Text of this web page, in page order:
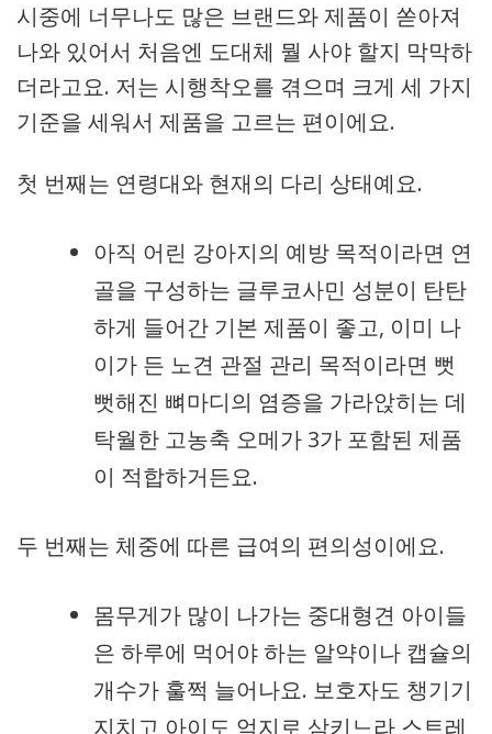
시중에 너무나도 많은 브랜드와 제품이 쏟아져
나와 있어서 처음엔 도대체 뭘 사야 할지 막막하
더라고요. 저는 시행착오를 겪으며 크게 세 가지
기준을 세워서 제품을 고르는 편이에요.
첫 번째는 연령대와 현재의 다리 상태예요.
아직 어린 강아지의 예방 목적이라면 연
골을 구성하는 글루코사민 성분이 탄탄
하게 들어간 기본 제품이 좋고, 이미 나
이가 든 노견 관절 관리 목적이라면 뻣
뻣해진 뼈마디의 염증을 가라앉히는 데
탁월한 고농축 오메가 3가 포함된 제품
이 적합하거든요.
두 번째는 체중에 따른 급여의 편의성이에요.
몸무게가 많이 나가는 중대형견 아이들
은 하루에 먹어야 하는 알약이나 캡슐의
개수가 훌쩍 늘어나요. 보호자도 챙기기
지치고 아이도 억지로 삼키느라 스트레